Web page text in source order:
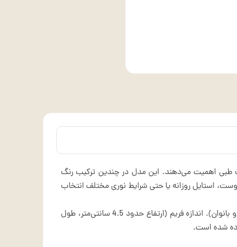
طبی اهمیت می‌دهند. این مدل در چندین ترکیب رنگ
استایل روزانه یا حتی شرایط نوری مختلف انتخاب
داخل این فریم بسته شده است کیفی زیپی و دستمال نانو، به‌علاوه آنکه قابلیت تجویز عدسی طبی نیز فراهم شده است (مناسب آقایان و بانوان). اندازه فریم (ارتفاع حدود 4.5 سانتی‌متر، طول